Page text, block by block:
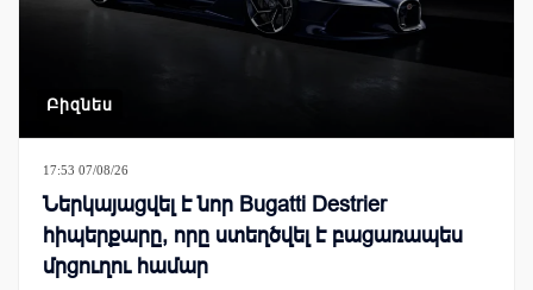
Բիզնես
17:53 07/08/26
Ներկայացվել է նոր Bugatti Destrier
հիպերքարը, որը ստեղծվել է բացառապես
մրցուղու համար